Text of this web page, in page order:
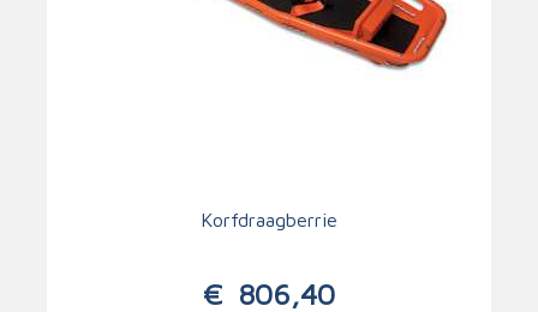
Korfdraagberrie
€ 806,40